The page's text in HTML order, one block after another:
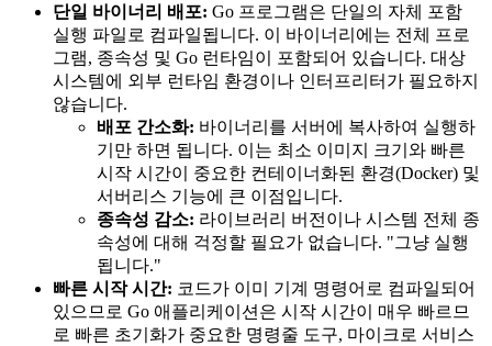
단일 바이너리 배포: Go 프로그램은 단일의 자체 포함
실행 파일로 컴파일됩니다. 이 바이너리에는 전체 프로
그램, 종속성 및 Go 런타임이 포함되어 있습니다. 대상
시스템에 외부 런타임 환경이나 인터프리터가 필요하지
않습니다.
배포 간소화: 바이너리를 서버에 복사하여 실행하
기만 하면 됩니다. 이는 최소 이미지 크기와 빠른
시작 시간이 중요한 컨테이너화된 환경(Docker) 및
서버리스 기능에 큰 이점입니다.
종속성 감소: 라이브러리 버전이나 시스템 전체 종
속성에 대해 걱정할 필요가 없습니다. "그냥 실행
됩니다."
빠른 시작 시간: 코드가 이미 기계 명령어로 컴파일되어
있으므로 Go 애플리케이션은 시작 시간이 매우 빠르므
로 빠른 초기화가 중요한 명령줄 도구, 마이크로 서비스